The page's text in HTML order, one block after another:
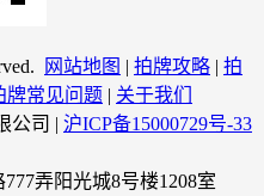
网站地图 | 拍牌攻略 | 拍
牌常见问题 | 关于我们
公司 | 沪ICP备15000729号-33
弄阳光城8号楼1208室